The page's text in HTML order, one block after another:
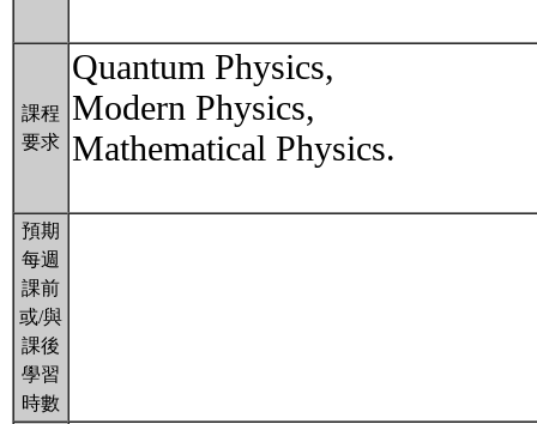
課程
要求
Quantum Physics,
Modern Physics,
Mathematical Physics.
預期
每週
課前
或/與
課後
學習
時數